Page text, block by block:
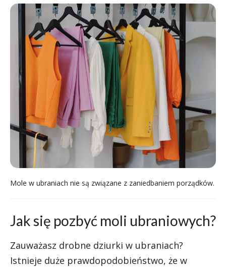
Mole w ubraniach nie są związane z zaniedbaniem porządków.
Jak się pozbyć moli ubraniowych?
Zauważasz drobne dziurki w ubraniach?
Istnieje duże prawdopodobieństwo, że w